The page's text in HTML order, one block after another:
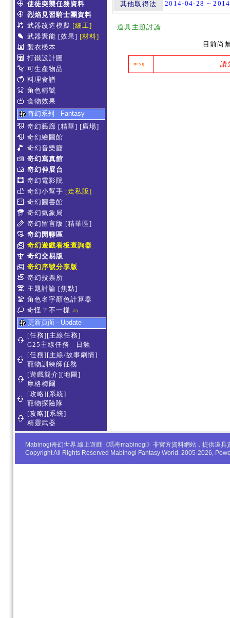
使徒突襲任務資料
烈焰見習騎士團資料
武器改造模擬 [細工]
武器聚能 [效果] [材料]
製衣樣本
打鐵設計圖
可生產物品
料理食譜
角色稱號
食物效果
奇幻系列 - Fantasy
奇幻藝廊 [精華] [廣場]
奇幻繪圖館
奇幻音樂廳
奇幻寫真館
奇幻伸展台
奇幻電影院
奇幻小幫手 [走私販]
奇幻圖書館
奇幻氣象局
奇幻留言版 [精華區]
奇幻閒聊區
奇幻遊戲看板查詢器
奇幻交易版
奇幻序號分享版
奇幻投票所
主題討論 [焦點]
角色名字顏色計算器
奇怪？不一樣 #5
更新頁面 - Update
[任務][主線任務]
G25主線任務 - 日蝕
[任務][主線/故事劇情]
寵物訓練師任務
[遊戲簡介][地圖]
摩格梅爾
[攻略][系統]
寵物探險隊
[攻略][系統]
精靈武器
其他取得法 2014-04-28 ~
道具主題討論
目前尚
msg. 請
Mabinogi奇幻世界 線上遊戲《瑪奇mabinogi》非官方資料網站，提供道
Copyright All Rights Reserved Mabinogi Fantasy World. 2005-2026,